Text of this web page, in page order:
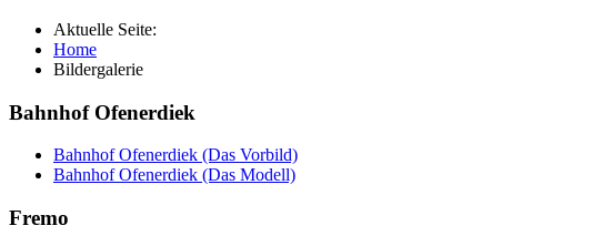
Aktuelle Seite:
Home
Bildergalerie
Bahnhof Ofenerdiek
Bahnhof Ofenerdiek (Das Vorbild)
Bahnhof Ofenerdiek (Das Modell)
Fremo